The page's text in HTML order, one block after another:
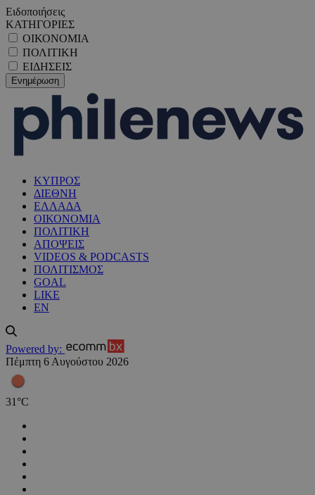
Ειδοποιήσεις
ΚΑΤΗΓΟΡΙΕΣ
ΟΙΚΟΝΟΜΙΑ
ΠΟΛΙΤΙΚΗ
ΕΙΔΗΣΕΙΣ
ΚΥΠΡΟΣ
ΔΙΕΘΝΗ
ΕΛΛΑΔΑ
ΟΙΚΟΝΟΜΙΑ
ΠΟΛΙΤΙΚΗ
ΑΠΟΨΕΙΣ
VIDEOS & PODCASTS
ΠΟΛΙΤΙΣΜΟΣ
GOAL
LIKE
EN
Powered by:
Πέμπτη 6 Αυγούστου 2026
31 °C